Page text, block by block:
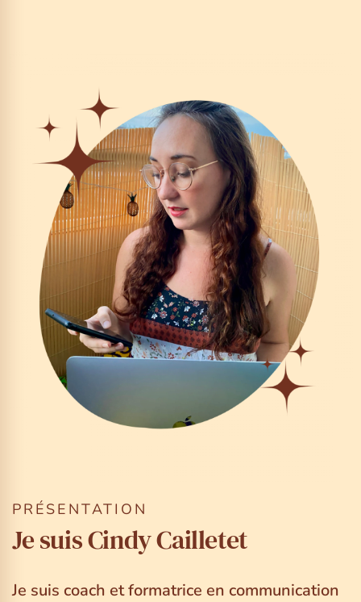
PRÉSENTATION
Je suis Cindy Cailletet
Je suis coach et formatrice en communication